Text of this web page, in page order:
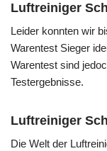
Luftreiniger
Leider konnten wir
Warentest Sieger
Warentest sind
Testergebnisse.
Luftreiniger
Die Welt der